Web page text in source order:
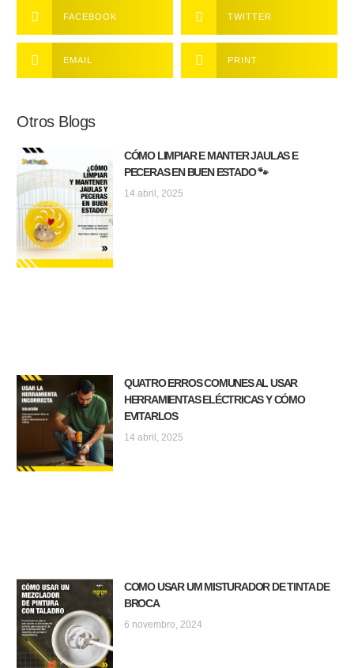
FACEBOOK TWITTER
EMAIL PRINT
Otros Blogs
CÓMO LIMPIAR E MANTER JAULAS E
PECERAS EN BUEN ESTADO 🐾
14 abril, 2025
QUATRO ERROS COMUNES AL USAR
HERRAMIENTAS ELÉCTRICAS Y CÓMO
EVITARLOS
14 abril, 2025
COMO USAR UM MISTURADOR DE TINTA DE
BROCA
6 novembro, 2024